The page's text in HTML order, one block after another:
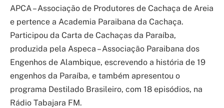
APCA – Associação de Produtores de Cachaça de Areia
e pertence a Academia Paraibana da Cachaça.
Participou da Carta de Cachaças da Paraíba,
produzida pela Aspeca – Associação Paraibana dos
Engenhos de Alambique, escrevendo a história de 19
engenhos da Paraíba, e também apresentou o
programa Destilado Brasileiro, com 18 episódios, na
Rádio Tabajara FM.